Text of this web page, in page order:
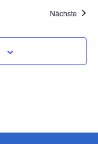
Nächste